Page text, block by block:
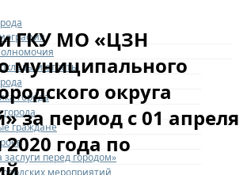
и отчеты
города
города
граждане
заслуги перед городом»
мероприятий
ГКУ МО «ЦЗН
муниципального
округа
за период с 01 апреля
года по